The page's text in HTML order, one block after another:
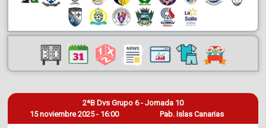
15 noviembre 2025 - 16:00
2ªB Dvs Grupo 6 - Jornada 10
Pab. Islas Canarias